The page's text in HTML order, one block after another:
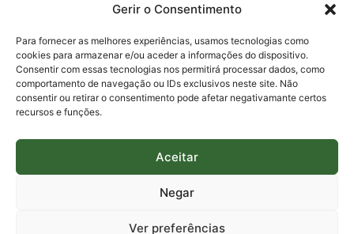
Gerir o Consentimento
Para fornecer as melhores experiências, usamos tecnologias como
cookies para armazenar e/ou aceder a informações do dispositivo.
Consentir com essas tecnologias nos permitirá processar dados, como
comportamento de navegação ou IDs exclusivos neste site. Não
consentir ou retirar o consentimento pode afetar negativamante certos
recursos e funções.
Aceitar
Negar
Ver preferências
Para assuntos relacionados à Pesquisa
pesquisa@fapesc.sc.gov.br
Para assuntos relacionados à Inovação
inovacao@fapesc.sc.gov.br
Para assuntos relacionados à Bolsas
bolsas@fapesc.sc.gov.br
Para assuntos relacionados à Prestação de Contas
Para assuntos relacionados à Plataforma
plataforma@fapesc.sc.gov.br
Jair Artur da Silva dpo@fapesc.sc.gov.br 3665-4831
km 01, Módulo 12A, Edifício Fapesc / Celta, 5° andar